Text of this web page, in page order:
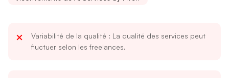
Variabilité de la qualité : La qualité des services peut
fluctuer selon les freelances.